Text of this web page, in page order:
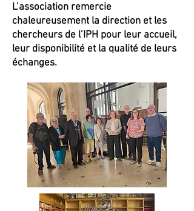
L’association remercie
chaleureusement la direction et les
chercheurs de l’IPH pour leur accueil,
leur disponibilité et la qualité de leurs
échanges.